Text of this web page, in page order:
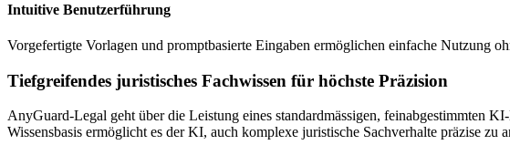
Intuitive Benutzerführung
Vorgefertigte Vorlagen und promptbasierte Eingaben ermöglichen einfache Nutzung
Tiefgreifendes juristisches Fachwissen für höchste Präzision
AnyGuard-Legal geht über die Leistung eines standardmässigen, feinabgestimmten
Wissensbasis ermöglicht es der KI, auch komplexe juristische Sachverhalte präzise zu